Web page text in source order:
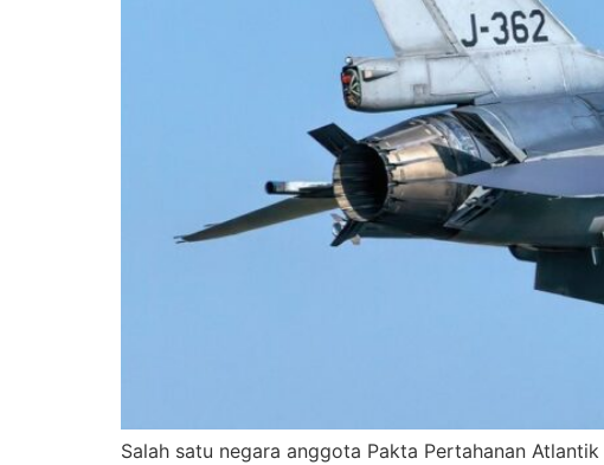
Salah satu negara anggota Pakta Pertahanan